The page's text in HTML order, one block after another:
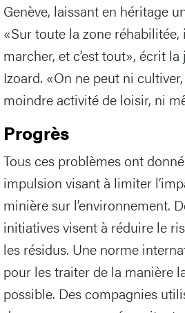
Genève, laissant en héritage
«Sur toute la zone
marcher, et c’est tout», écrit
Izoard. «On ne peut ni
moindre activité de loisir, ni
Progrès
Tous ces problèmes ont
impulsion visant à limiter
minière sur l’environnement.
initiatives visent à réduire le
les résidus. Une norme
pour les traiter de la manière
possible. Des compagnies